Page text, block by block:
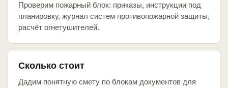
Проверим пожарный блок: приказы, инструкции под
планировку, журнал систем противопожарной защиты,
расчёт огнетушителей.
Сколько стоит
Дадим понятную смету по блокам документов для